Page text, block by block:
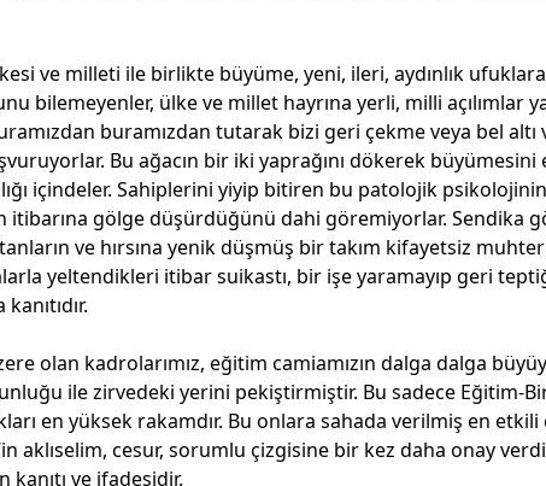
ve milleti ile birlikte büyüme, yeni, ileri, aydınlık
bilemeyenler, ülke ve millet hayrına yerli, milli açılımlar
buramızdan tutarak bizi geri çekme veya bel
Bu ağacın bir iki yaprağını dökerek büyümesini
içindeler. Sahiplerini yiyip bitiren bu patolojik
gölge düşürdüğünü dahi göremiyorlar. Sendika
ve hırsına yenik düşmüş bir takım kifayetsiz
yeltendikleri itibar suikastı, bir işe yaramayıp geri
olan kadrolarımız, eğitim camiamızın dalga dalga
ile zirvedeki yerini pekiştirmiştir. Bu sadece Eğitim-
en yüksek rakamdır. Bu onlara sahada verilmiş en etkili
aklıselim, cesur, sorumlu çizgisine bir kez daha onay
kanıtı ve ifadesidir.